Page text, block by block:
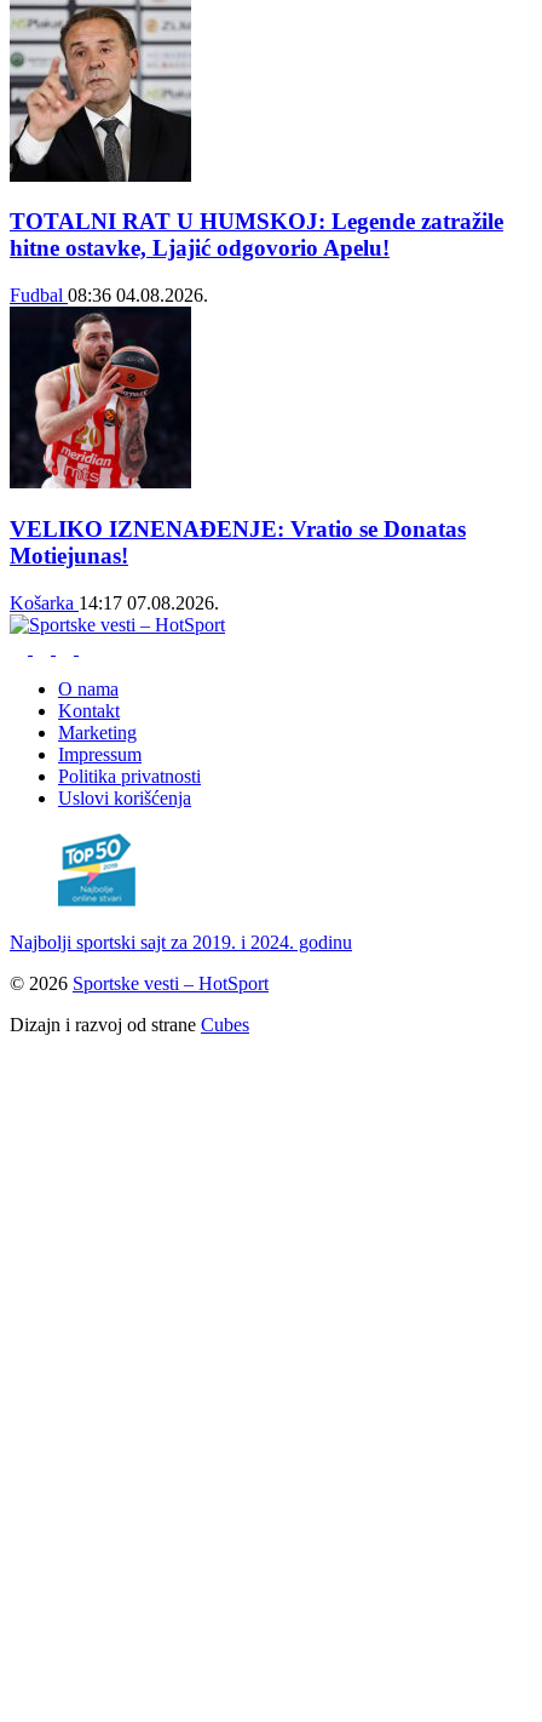
TOTALNI RAT U HUMSKOJ: Legende zatražile
hitne ostavke, Ljajić odgovorio Apelu!
Fudbal 08:36 04.08.2026.
VELIKO IZNENAĐENJE: Vratio se Donatas
Motiejunas!
Košarka 14:17 07.08.2026.
O nama
Kontakt
Marketing
Impressum
Politika privatnosti
Uslovi korišćenja
Najbolji sportski sajt za 2019. i 2024. godinu
© 2026 Sportske vesti – HotSport
Dizajn i razvoj od strane Cubes